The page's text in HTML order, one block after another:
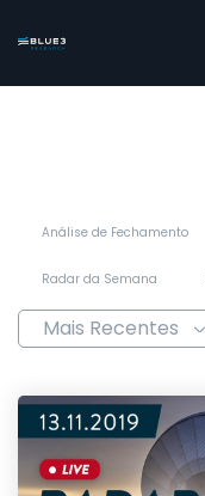
Análise de Fechamento
Radar da Semana